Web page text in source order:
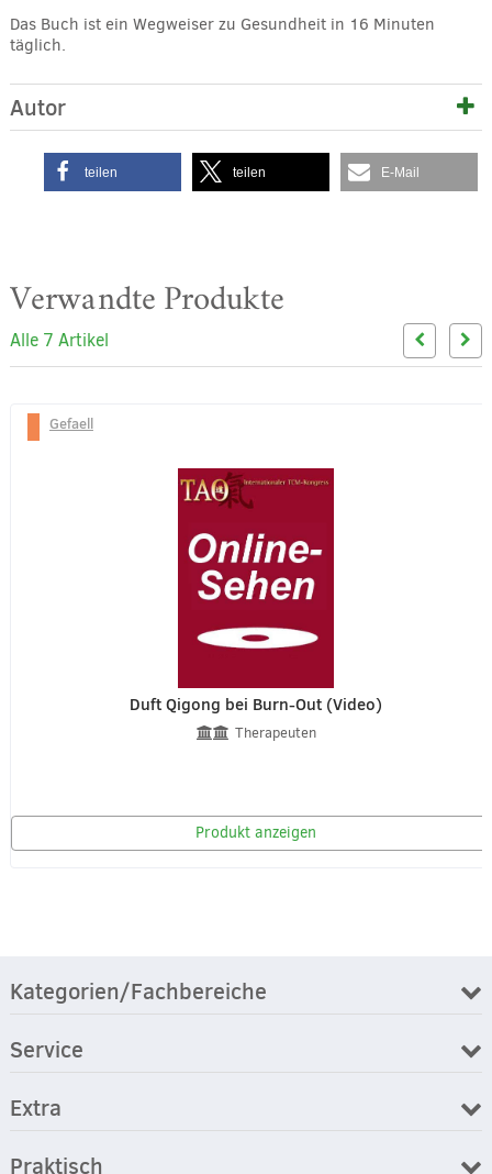
Das Buch ist ein Wegweiser zu Gesundheit in 16 Minuten
täglich.
Autor
teilen teilen E-Mail
Verwandte Produkte
Alle 7 Artikel
Gefaell
Duft Qigong bei Burn-Out (Video)
Therapeuten
Produkt anzeigen
Kategorien/Fachbereiche
Service
Extra
Praktisch